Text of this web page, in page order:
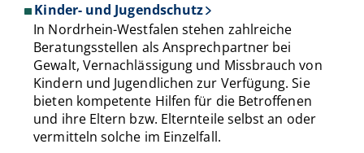
Kinder- und Jugendschutz
In Nordrhein-Westfalen stehen zahlreiche
Beratungsstellen als Ansprechpartner bei
Gewalt, Vernachlässigung und Missbrauch von
Kindern und Jugendlichen zur Verfügung. Sie
bieten kompetente Hilfen für die Betroffenen
und ihre Eltern bzw. Elternteile selbst an oder
vermitteln solche im Einzelfall.